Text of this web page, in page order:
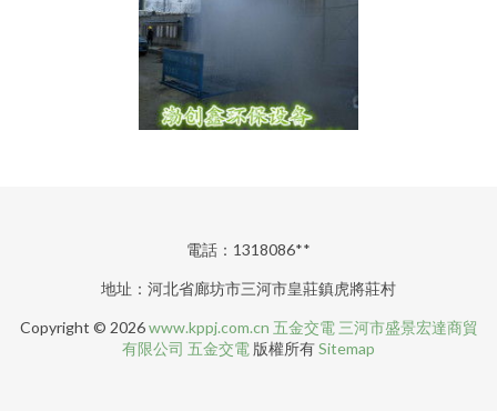
電話：1318086**
地址：河北省廊坊市三河市皇莊鎮虎將莊村
Copyright © 2026www.kppj.com.cn 五金交電 三河市盛景宏達商貿
有限公司 五金交電 版權所有Sitemap